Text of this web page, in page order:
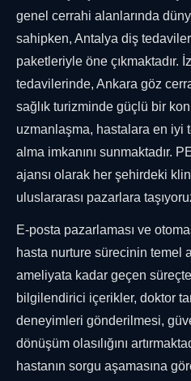
genel cerrahi alanlarında
sahipken, Antalya diş
paketleriyle öne çıkmaktadır.
tedavilerinde, Ankara göz
sağlık turizminde güçlü bir
uzmanlaşma, hastalara en iyi
alma imkanını sunmaktadır.
ajansı olarak her şehirdeki
uluslararası pazarlara
E-posta pazarlaması ve
hasta nurture sürecinin temel
ameliyata kadar geçen
bilgilendirici içerikler, doktor
deneyimleri gönderilmesi,
dönüşüm olasılığını
hastanın sorgu aşamasına